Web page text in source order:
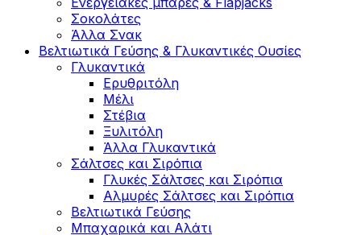
Σοκολάτες
Άλλα Σνακ
Βελτιωτικά Γεύσης & Γλυκαντικές Ουσίες
Γλυκαντικά
Ερυθριτόλη
Μέλι
Στέβια
Ξυλιτόλη
Άλλα Γλυκαντικά
Σάλτσες και Σιρόπια
Γλυκές Σάλτσες και Σιρόπια
Αλμυρές Σάλτσες και Σιρόπια
Bελτιωτικά Γεύσης
Μπαχαρικά και Αλάτι